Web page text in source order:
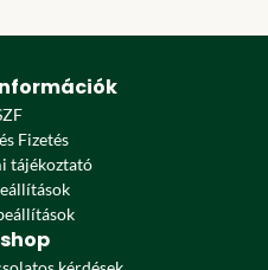
Fizetés
tájékoztató